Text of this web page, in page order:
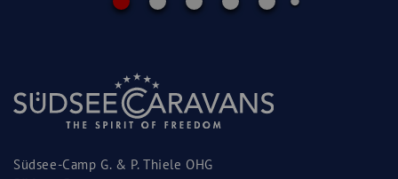
Südsee-Camp G. & P. Thiele OHG